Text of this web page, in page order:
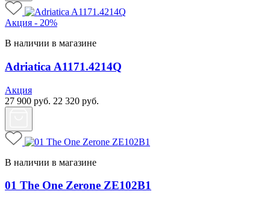
Акция - 20%
В наличии в магазине
Adriatica A1171.4214Q
Акция
27 900 руб. 22 320 руб.
В наличии в магазине
01 The One Zerone ZE102B1